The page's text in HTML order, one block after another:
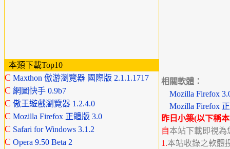
本類下載Top10
C Maxthon 傲游瀏覽器 國際版 2.1.1.1717
C 網圖快手 0.9b7
C 傲王遊戲瀏覽器 1.2.4.0
C Mozilla Firefox 正體版 3.0
C Safari for Windows 3.1.2
C Opera 9.50 Beta 2
相關軟體：
Mozilla Firefox
Mozilla Firefox
昨日小築(以下稱
自本站下載即視為
1.本站收錄之軟體